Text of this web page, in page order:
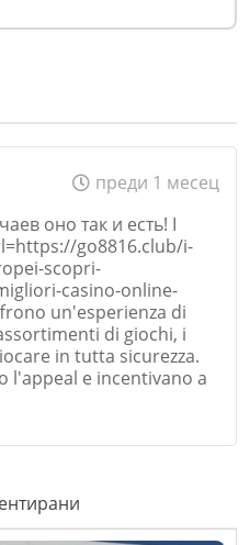
преди 1 месец
оно так и есть! I
go8816.club/i-
scopri-
casino-online-
un'esperienza di
di giochi, i
in tutta sicurezza.
l'appeal e incentivano a